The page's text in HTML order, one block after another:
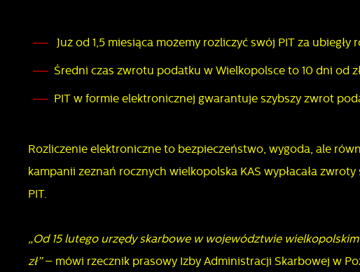
Już od 1,5 miesiąca możemy rozliczyć swój PIT za ubiegły
Średni czas zwrotu podatku w Wielkopolsce to 10 dni od
PIT w formie elektronicznej gwarantuje szybszy zwrot
Rozliczenie elektroniczne to bezpieczeństwo, wygoda, ale
kampanii zeznań rocznych wielkopolska KAS wypłacała
PIT.
„Od 15 lutego urzędy skarbowe w województwie
zł”– mówi rzecznik prasowy Izby Administracji Skarbowej w